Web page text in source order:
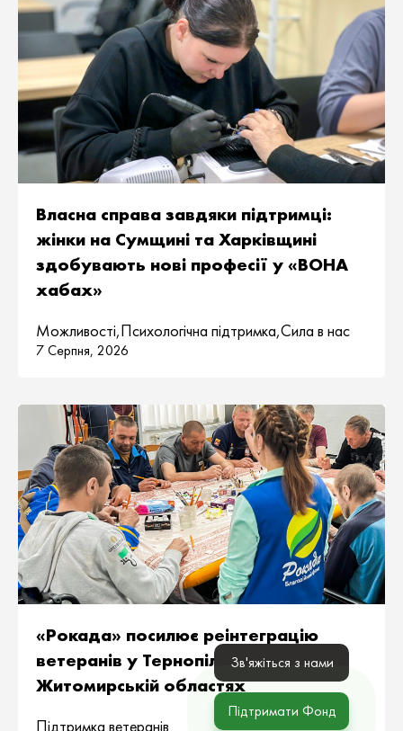
Власна справа завдяки підтримці:
жінки на Сумщині та Харківщині
здобувають нові професії у «ВОНА
хабах»
Можливості,Психологічна підтримка,Сила в нас
7 Серпня, 2026
«Рокада» посилює реінтеграцію
ветеранів у Тернопільській і
Житомирській областях
Підтримка ветеранів
Зв'яжіться з нами
Підтримати Фонд